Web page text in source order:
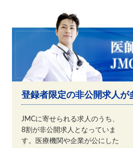
登録者限定の非公開求人が
JMCに寄せられる求人のうち、
8割が非公開求人となっていま
す。医療機関や企業が公にした